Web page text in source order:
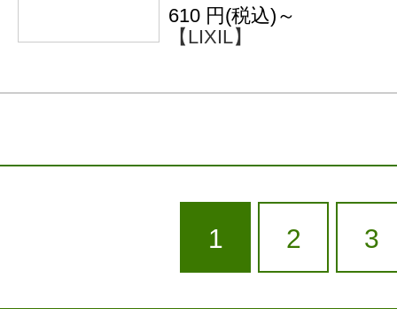
610 円(税込)～
【LIXIL】
1 2 3